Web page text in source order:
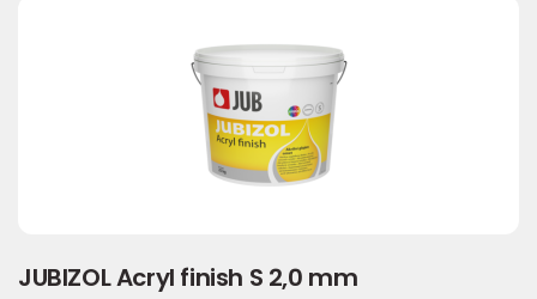
JUBIZOL Acryl finish S 2,0 mm